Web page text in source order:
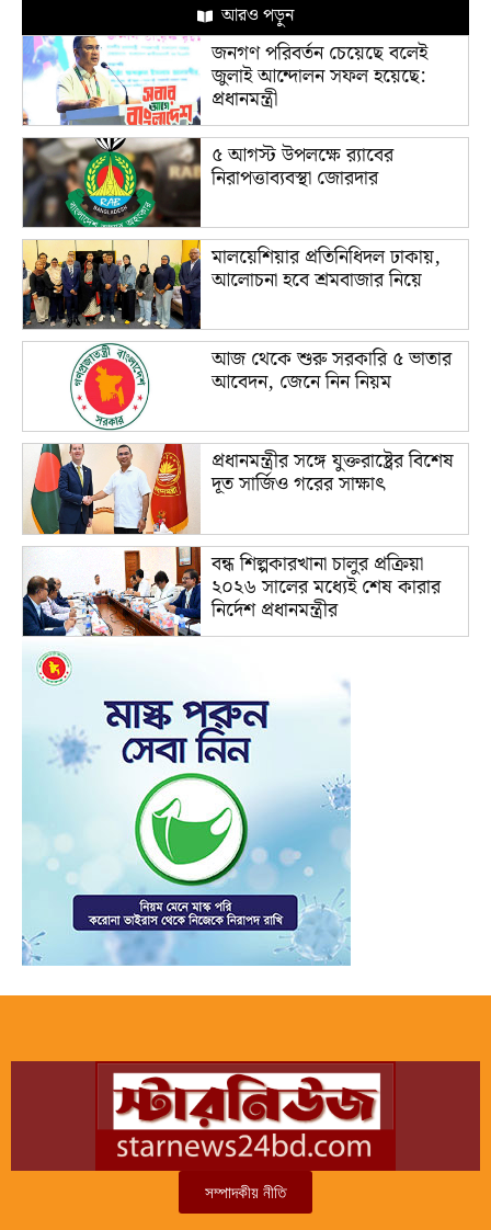
আরও পড়ুন
জনগণ পরিবর্তন চেয়েছে বলেই
জুলাই আন্দোলন সফল হয়েছে:
প্রধানমন্ত্রী
৫ আগস্ট উপলক্ষে র‌্যাবের
নিরাপত্তাব্যবস্থা জোরদার
মালয়েশিয়ার প্রতিনিধিদল ঢাকায়,
আলোচনা হবে শ্রমবাজার নিয়ে
আজ থেকে শুরু সরকারি ৫ ভাতার
আবেদন, জেনে নিন নিয়ম
প্রধানমন্ত্রীর সঙ্গে যুক্তরাষ্ট্রের বিশেষ
দূত সার্জিও গরের সাক্ষাৎ
বন্ধ শিল্পকারখানা চালুর প্রক্রিয়া
২০২৬ সালের মধ্যেই শেষ কারার
নির্দেশ প্রধানমন্ত্রীর
সম্পাদকীয় নীতি